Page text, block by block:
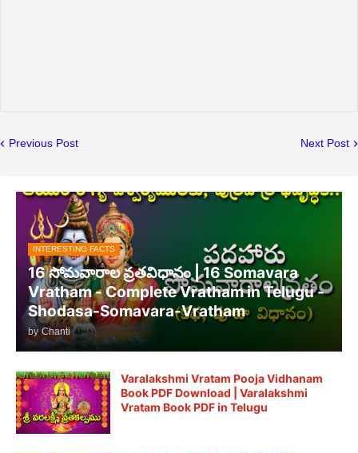
Previous Post Next Post
INTERESTING FACTS
16 సోమవారాల వ్రతవిధానం | 16 Somavara
Vratham - Complete Vratham in Telugu -
Shodasa-Somavara-Vratham
by Chanti
Varalakshmi Vratam Pooja Vidhanam
Book PDF Download | Varalakshmi
Vratam Book PDF in Telugu